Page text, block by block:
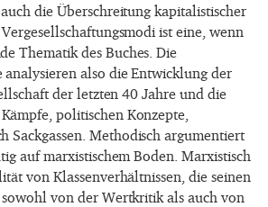
die Überschreitung kapitalistischer
ist eine, wenn
Thematik des Buches. Die
analysieren also die Entwicklung der
der letzten 40 Jahre und die
politischen Konzepte,
Sackgassen. Methodisch argumentiert
auf marxistischem Boden. Marxistisch
von Klassenverhältnissen, die seinen
von der Wertkritik als auch von